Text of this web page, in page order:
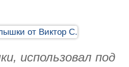
использовал под